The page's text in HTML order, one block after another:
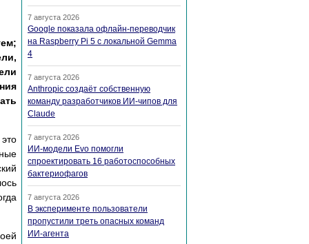
7 августа 2026
Google показала офлайн-переводчик
на Raspberry Pi 5 с локальной Gemma
4
7 августа 2026
Anthropic создаёт собственную
команду разработчиков ИИ-чипов для
Claude
7 августа 2026
ИИ-модели Evo помогли
спроектировать 16 работоспособных
бактериофагов
7 августа 2026
В эксперименте пользователи
пропустили треть опасных команд
ИИ-агента